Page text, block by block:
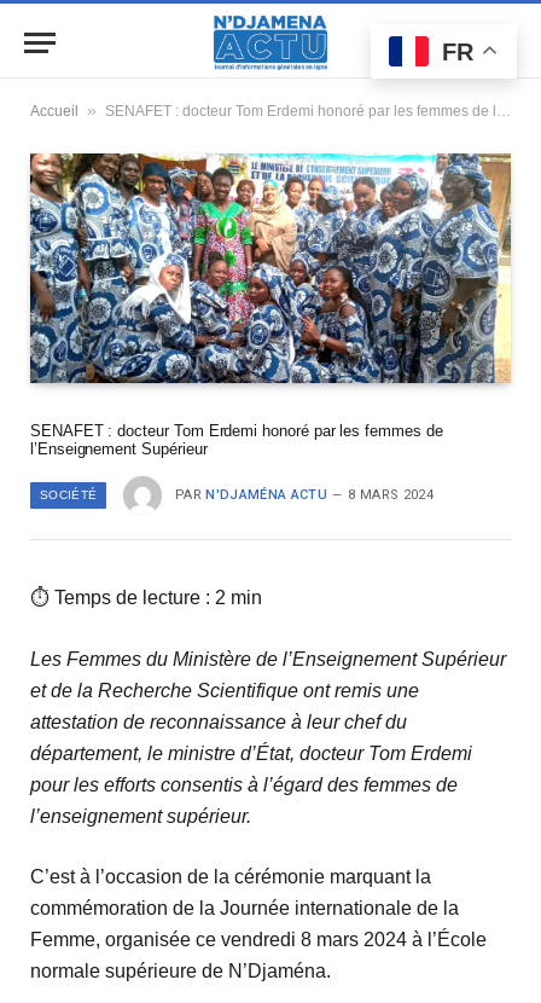
Accueil » SENAFET : docteur Tom Erdemi honoré par les femmes de l’Enseignement Supérieur
SENAFET : docteur Tom Erdemi honoré par les femmes de
l’Enseignement Supérieur
SOCIÉTÉ PAR N'DJAMÉNA ACTU 8 MARS 2024
⏱ Temps de lecture : 2 min
Les Femmes du Ministère de l’Enseignement Supérieur
et de la Recherche Scientifique ont remis une
attestation de reconnaissance à leur chef du
département, le ministre d’État, docteur Tom Erdemi
pour les efforts consentis à l’égard des femmes de
l’enseignement supérieur.
C’est à l’occasion de la cérémonie marquant la
commémoration de la Journée internationale de la
Femme, organisée ce vendredi 8 mars 2024 à l’École
normale supérieure de N’Djaména.
FR